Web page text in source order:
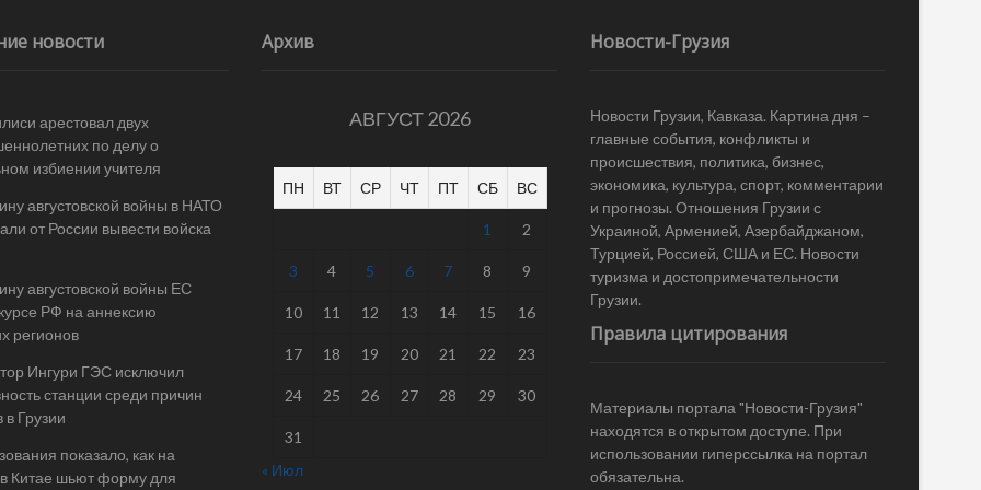
новости
арестовал двух
по делу о
избиении учителя
августовской войны в НАТО
от России вывести войска
августовской войны ЕС
РФ на аннексию
регионов
Ингури ГЭС исключил
станции среди причин
в Грузии
показало, как на
Китае шьют форму для
Архив
АВГУСТ 2026
ПН ВТ СР ЧТ ПТ СБ ВС
1 2
3 4 5 6 7 8 9
10 11 12 13 14 15 16
17 18 19 20 21 22 23
24 25 26 27 28 29 30
31
« Июл
Новости-Грузия
Новости Грузии, Кавказа. Картина дня –
главные события, конфликты и
происшествия, политика, бизнес,
экономика, культура, спорт, комментарии
и прогнозы. Отношения Грузии с
Украиной, Арменией, Азербайджаном,
Турцией, Россией, США и ЕС. Новости
туризма и достопримечательности
Грузии.
Правила цитирования
Материалы портала "Новости-Грузия"
находятся в открытом доступе. При
использовании гиперссылка на портал
обязательна.